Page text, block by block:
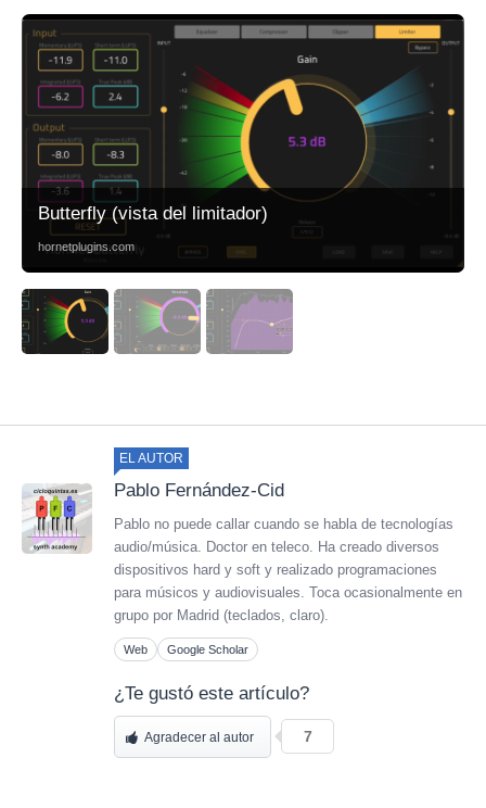
Butterfly (vista del limitador)
hornetplugins.com
EL AUTOR
Pablo Fernández-Cid
Pablo no puede callar cuando se habla de tecnologías
audio/música. Doctor en teleco. Ha creado diversos
dispositivos hard y soft y realizado programaciones
para músicos y audiovisuales. Toca ocasionalmente en
grupo por Madrid (teclados, claro).
Web Google Scholar
¿Te gustó este artículo?
Agradecer al autor 7